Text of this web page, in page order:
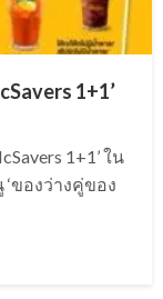
1+1’
1+1’ ใน
ของว่างคู่ของ